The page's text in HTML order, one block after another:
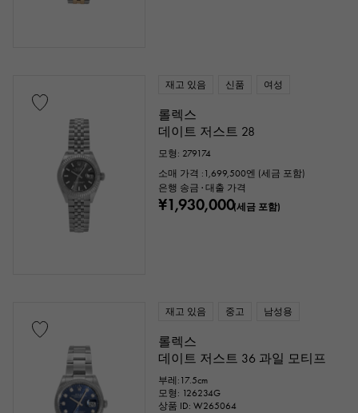
재고 있음 신품 여성
롤렉스
데이트 저스트 28
모형: 279174
소매 가격 : 1,699,500엔 (세금 포함)
은행 송금 · 대출 가격
¥1,930,000(세금 포함)
재고 있음 중고 남성용
롤렉스
데이트 저스트 36 과일 모티프
부레:17.5cm
모형: 126234G
상품 ID: W265064